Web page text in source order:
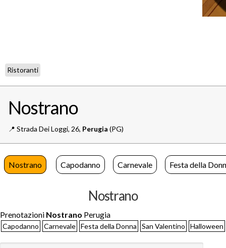
Ristoranti
Nostrano
📍️ Strada Dei Loggi, 26, Perugia (PG)
Nostrano Capodanno Carnevale Festa della
Nostrano
Prenotazioni Nostrano Perugia
Capodanno Carnevale Festa della Donna San Valentino Halloween